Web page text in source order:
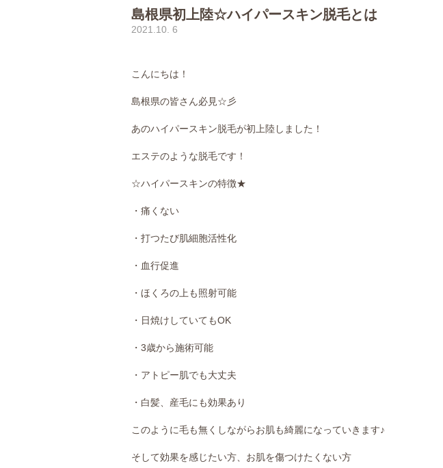
島根県初上陸☆ハイパースキン脱毛とは
2021.10. 6
こんにちは！
島根県の皆さん必見☆彡
あのハイパースキン脱毛が初上陸しました！
エステのような脱毛です！
☆ハイパースキンの特徴★
・痛くない
・打つたび肌細胞活性化
・血行促進
・ほくろの上も照射可能
・日焼けしていてもOK
・3歳から施術可能
・アトピー肌でも大丈夫
・白髪、産毛にも効果あり
このように毛も無くしながらお肌も綺麗になっていきます♪
そして効果を感じたい方、お肌を傷つけたくない方